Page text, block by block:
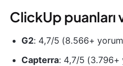
ClickUp puanları
G2: 4,7/5 (8.566+
Capterra: 4,7/5 (3.796+